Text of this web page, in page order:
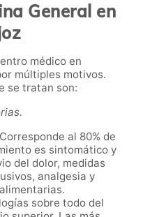
General en
médico en
múltiples motivos.
se tratan son:
al 80% de
es sintomático y
del dolor, medidas
analgesia y
sobre todo del